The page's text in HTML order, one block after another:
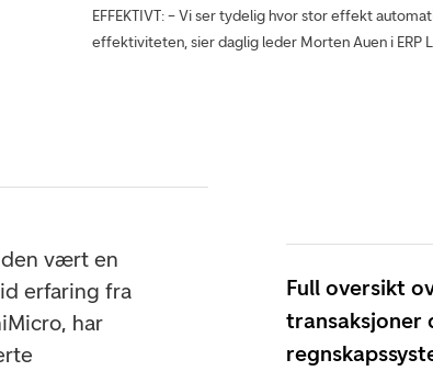
EFFEKTIVT: – Vi ser tydelig hvor stor effekt
effektiviteten, sier daglig leder Morten Auen i ERP
vært en
erfaring fra
har
Full oversikt
transaksjoner